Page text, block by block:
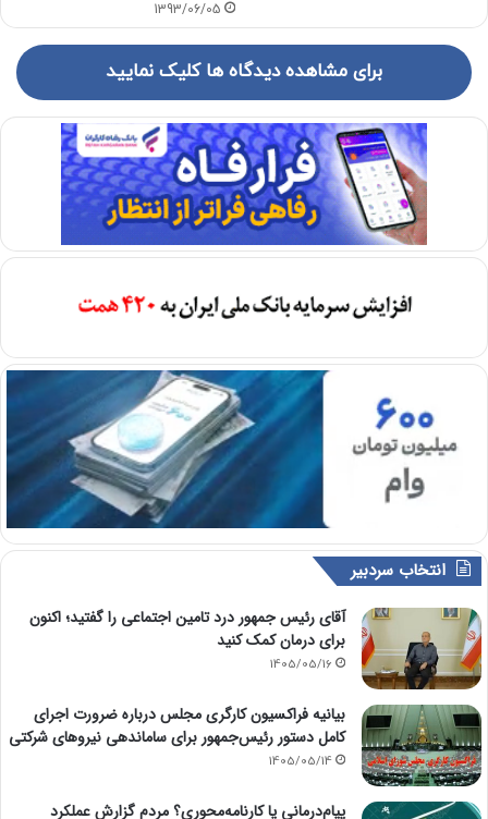
1393/06/05
برای مشاهده دیدگاه ها کلیک نمایید
انتخاب سردبیر
آقای رئیس جمهور درد تامین اجتماعی را گفتید؛ اکنون
برای درمان کمک کنید
1405/05/16
بیانیه فراکسیون کارگری مجلس درباره ضرورت اجرای
کامل دستور رئیس‌جمهور برای ساماندهی نیروهای شرکتی
1405/05/14
پیام‌درمانی یا کارنامه‌محوری؟ مردم گزارش عملکرد